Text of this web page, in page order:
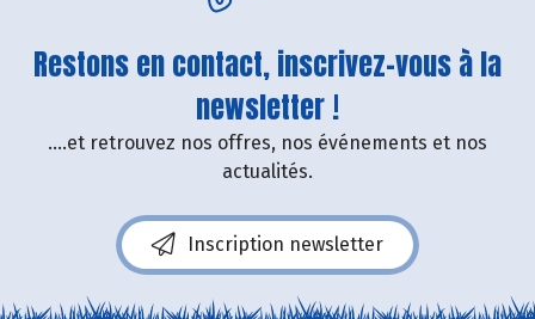
Restons en contact, inscrivez-vous à la
newsletter !
....et retrouvez nos offres, nos événements et nos
actualités.
Inscription newsletter